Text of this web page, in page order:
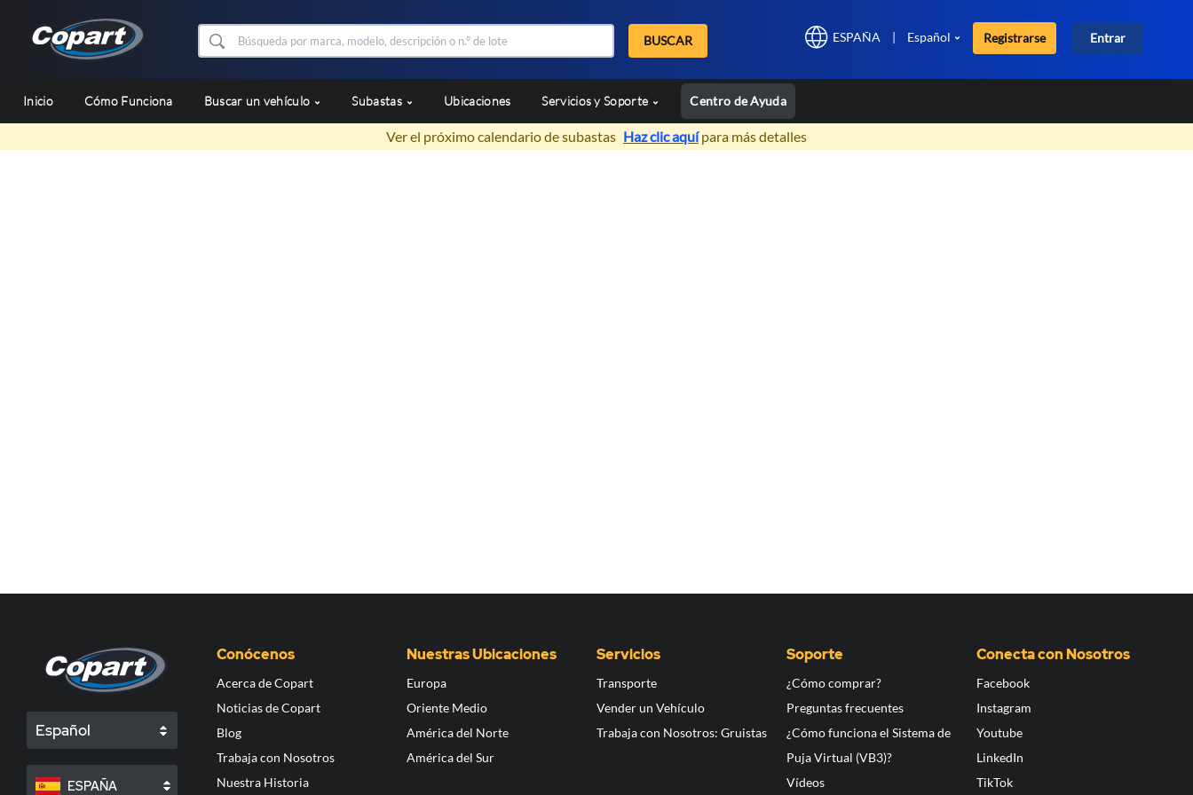
BUSCAR ESPAÑA | Español Registrarse Entrar
Inicio Cómo Funciona Buscar un vehículo Subastas Ubicaciones Servicios y Soporte Centro de Ayuda
Ver el próximo calendario de subastas Haz clic aquípara más detalles
Español
ESPAÑA
Conócenos
Acerca de Copart
Noticias de Copart
Blog
Trabaja con Nosotros
Nuestra Historia
Nuestras Ubicaciones
Europa
Oriente Medio
América del Norte
América del Sur
Servicios
Transporte
Vender un Vehículo
Trabaja con Nosotros: Gruistas
Soporte
¿Cómo comprar?
Preguntas frecuentes
¿Cómo funciona el Sistema de
Puja Virtual (VB3)?
Vídeos
Conecta con Nosotros
Facebook
Instagram
Youtube
LinkedIn
TikTok